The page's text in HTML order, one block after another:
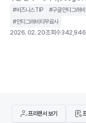
트를 중심으로 설계된 통합
히 코드 자동완성을 제공하는
을 계획하고 실행까지 이어가
#비즈니스TIP #구글안티그래비
#안티그래비티무료사
2026. 02. 20조회수342,946
프리랜서 보기